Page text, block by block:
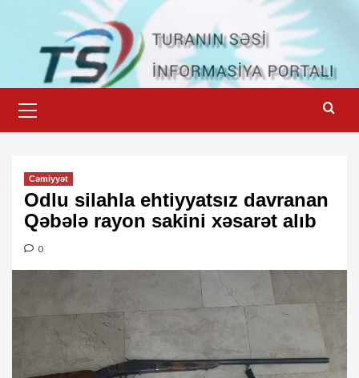
content
Menu
Cəmiyyət
Odlu silahla ehtiyyatsız davranan
Qəbələ rayon sakini xəsarət alıb
0